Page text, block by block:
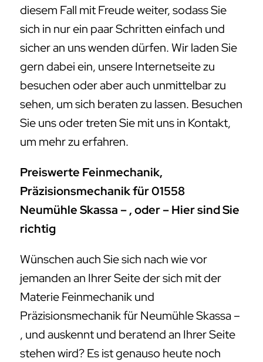
diesem Fall mit Freude weiter, sodass Sie
sich in nur ein paar Schritten einfach und
sicher an uns wenden dürfen. Wir laden Sie
gern dabei ein, unsere Internetseite zu
besuchen oder aber auch unmittelbar zu
sehen, um sich beraten zu lassen. Besuchen
Sie uns oder treten Sie mit uns in Kontakt,
um mehr zu erfahren.
Preiswerte Feinmechanik,
Präzisionsmechanik für 01558
Neumühle Skassa – , oder – Hier sind Sie
richtig
Wünschen auch Sie sich nach wie vor
jemanden an Ihrer Seite der sich mit der
Materie Feinmechanik und
Präzisionsmechanik für Neumühle Skassa –
, und auskennt und beratend an Ihrer Seite
stehen wird? Es ist genauso heute noch